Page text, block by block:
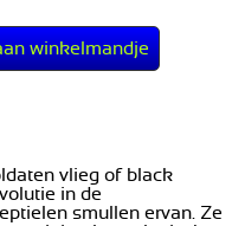
vlieg of black
in de
smullen ervan. Ze